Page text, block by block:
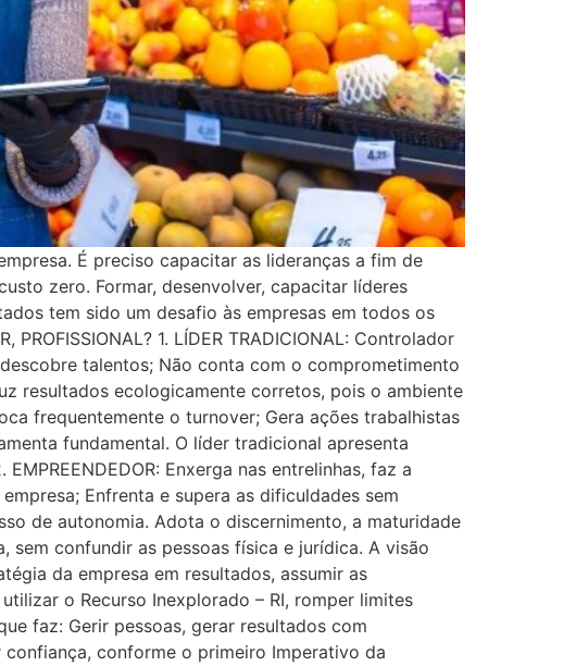
É preciso capacitar as lideranças a fim de
zero. Formar, desenvolver, capacitar líderes
tem sido um desafio às empresas em todos os
PROFISSIONAL? 1. LÍDER TRADICIONAL: Controlador
talentos; Não conta com o comprometimento
resultados ecologicamente corretos, pois o ambiente
frequentemente o turnover; Gera ações trabalhistas
fundamental. O líder tradicional apresenta
Enxerga nas entrelinhas, faz a
Enfrenta e supera as dificuldades sem
de autonomia. Adota o discernimento, a maturidade
confundir as pessoas física e jurídica. A visão
da empresa em resultados, assumir as
o Recurso Inexplorado – RI, romper limites
faz: Gerir pessoas, gerar resultados com
conforme o primeiro Imperativo da